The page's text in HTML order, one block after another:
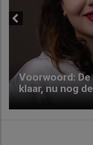
Voorwoord:
klaar, nu nog